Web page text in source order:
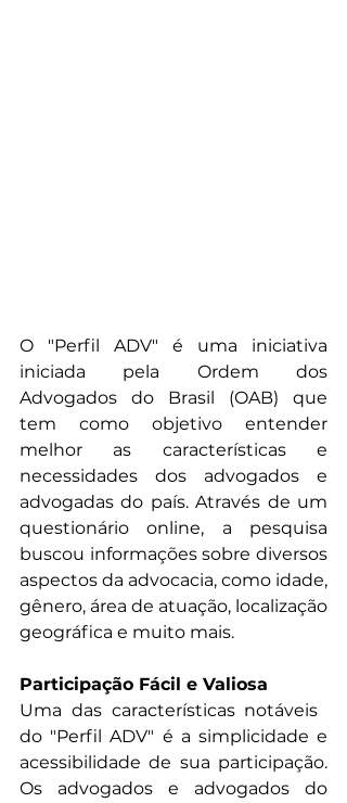
O "Perfil ADV" é uma iniciativa
iniciada pela Ordem dos
Advogados do Brasil (OAB) que
tem como objetivo entender
melhor as características e
necessidades dos advogados e
advogadas do país. Através de um
questionário online, a pesquisa
buscou informações sobre diversos
aspectos da advocacia, como idade,
gênero, área de atuação, localização
geográfica e muito mais.
Participação Fácil e Valiosa
Uma das características notáveis ​​
do "Perfil ADV" é a simplicidade e
acessibilidade de sua participação.
Os advogados e advogados do